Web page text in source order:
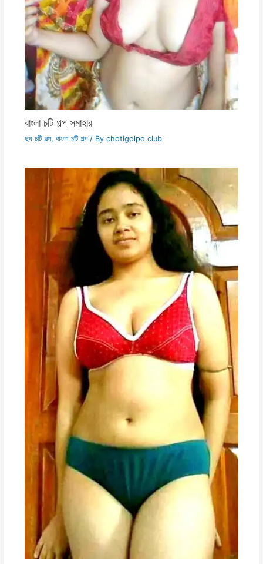
বাংলা চটি গল্প সমাহার
দুধ চটি গল্প, বাংলা চটি গল্প/ By chotigolpo.club